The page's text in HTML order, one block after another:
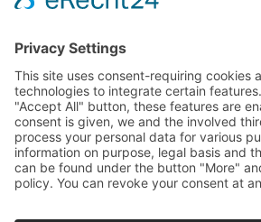
Aktuelles
Mitarbeiter
Leistungen
Chauffeur/Fahrservice
Detektei
Doormen
Gastronomieschutz
Geld & Werttransportbegleitung
Hostess-Service
Messeservice
Objektbewachung